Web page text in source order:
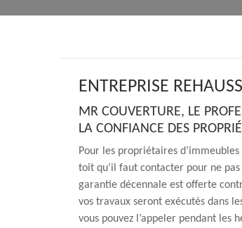
ENTREPRISE
MR COUVERTURE, LE
LA CONFIANCE DES
Pour les propriétaires
toit qu’il faut contacter pour ne
garantie décennale est offerte
vos travaux seront exécutés dans
vous pouvez l’appeler pendant les